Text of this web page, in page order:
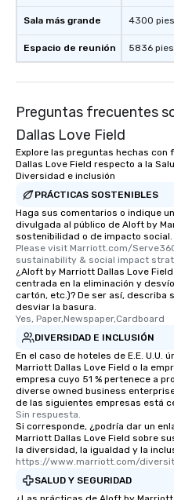
Sala más grande
Espacio de reunión
4300
5836
Preguntas frecuentes
Dallas Love Field
Explore las preguntas hechas
Dallas Love Field respecto a la
Diversidad e inclusión
PRÁCTICAS SOSTENIBLES
Haga sus comentarios o indique
divulgada al público de Aloft by
sostenibilidad o de impacto social.
Please visit Marriott.com/
sustainability & social impact
¿Aloft by Marriott Dallas Love
centrada en la eliminación y
cartón, etc.)? De ser así, describa
desviar la basura.
Yes, Paper,Newspaper,Cardboard
DIVERSIDAD E INCLUSIÓN
En el caso de hoteles de E.E. U.U.
Marriott Dallas Love Field o la
empresa cuyo 51 % pertenece a
diverse owned business
de las siguientes empresas está
Sin respuesta.
Si corresponde, ¿podría dar un
Marriott Dallas Love Field sobre
la diversidad, la igualdad y la
https://www.marriott.com/
SALUD Y SEGURIDAD